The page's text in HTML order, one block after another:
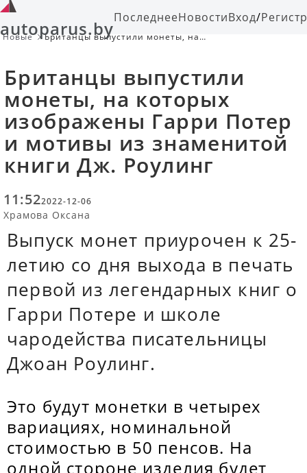
autoparus.byПоследнееНовостиВход/
Новые
Британцы выпустили монеты, на
Роулинг
Британцы выпустили
монеты, на которых
изображены Гарри Потер
и мотивы из знаменитой
книги Дж. Роулинг
11:522022-12-06
Храмова Оксана
Выпуск монет приурочен к 25-
летию со дня выхода в печать
первой из легендарных книг о
Гарри Потере и школе
чародейства писательницы
Джоан Роулинг.
Это будут монетки в четырех
вариациях, номинальной
стоимостью в 50 пенсов. На
одной стороне изделия будет